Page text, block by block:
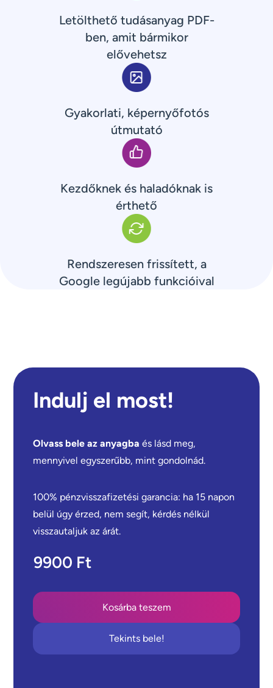
Letölthető tudásanyag PDF-
ben, amit bármikor
elővehetsz
Gyakorlati, képernyőfotós
útmutató
Kezdőknek és haladóknak is
érthető
Rendszeresen frissített, a
Google legújabb funkcióival
Indulj el most!
Olvass bele az anyagba és lásd meg,
mennyivel egyszerűbb, mint gondolnád.
100% pénzvisszafizetési garancia: ha 15 napon
belül úgy érzed, nem segít, kérdés nélkül
visszautaljuk az árát.
9900 Ft
Tekints bele!